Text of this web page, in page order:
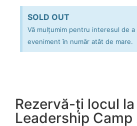
SOLD OUT
Vă mulțumim pentru interesul de a
eveniment în număr atât de mare.
Rezervă-ți locul la
Leadership Camp